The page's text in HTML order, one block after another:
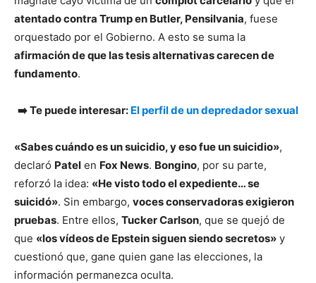
atentado contra Trump en Butler, Pensilvania, fuese
orquestado por el Gobierno. A esto se suma la
afirmación de que las tesis alternativas carecen de
fundamento.
➡️ Te puede interesar: El perfil de un depredador sexual
«Sabes cuándo es un suicidio, y eso fue un suicidio»,
declaró Patel en Fox News. Bongino, por su parte,
reforzó la idea: «He visto todo el expediente… se
suicidó». Sin embargo, voces conservadoras exigieron
pruebas. Entre ellos, Tucker Carlson, que se quejó de
que «los vídeos de Epstein siguen siendo secretos» y
cuestionó que, gane quien gane las elecciones, la
información permanezca oculta.